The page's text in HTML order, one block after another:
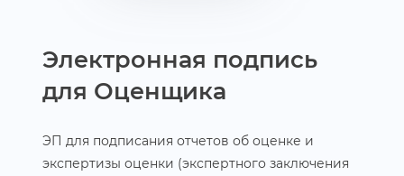
Электронная подпись
для Оценщика
ЭП для подписания отчетов об оценке и
экспертизы оценки (экспертного заключения